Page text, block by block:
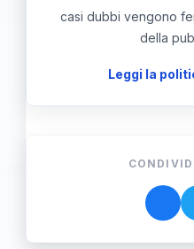
casi dubbi vengono
della
Leggi la